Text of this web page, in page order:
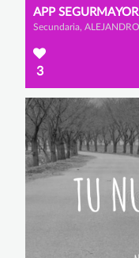
APP SEGURMAYOR
Secundaria,
3